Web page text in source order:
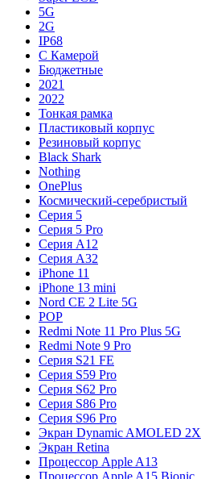
5G
2G
IP68
С Камерой
Бюджетные
2021
2022
Тонкая рамка
Пластиковый корпус
Резиновый корпус
Black Shark
Nothing
OnePlus
Космический-серебристый
Серия 5
Серия 5 Pro
Серия A12
Серия A32
iPhone 11
iPhone 13 mini
Nord CE 2 Lite 5G
POP
Redmi Note 11 Pro Plus 5G
Redmi Note 9 Pro
Серия S21 FE
Серия S59 Pro
Серия S62 Pro
Серия S86 Pro
Серия S96 Pro
Экран Dynamic AMOLED 2X
Экран Retina
Процессор Apple A13
Процессор Apple A15 Bionic